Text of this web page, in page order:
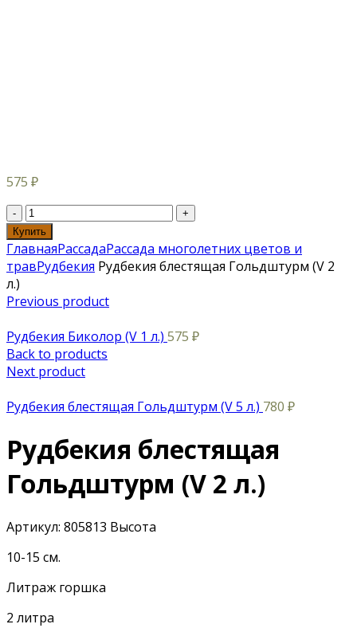
575 ₽
Купить
ГлавнаяРассадаРассада многолетних цветов и
травРудбекия Рудбекия блестящая Гольдштурм (V 2
л.)
Previous product
Рудбекия Биколор (V 1 л.) 575 ₽
Back to products
Next product
Рудбекия блестящая Гольдштурм (V 5 л.) 780 ₽
Рудбекия блестящая
Гольдштурм (V 2 л.)
Артикул: 805813 Высота
10-15 см.
Литраж горшка
2 литра